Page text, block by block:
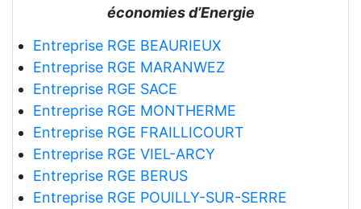
économies d’Energie
Entreprise RGE BEAURIEUX
Entreprise RGE MARANWEZ
Entreprise RGE SACE
Entreprise RGE MONTHERME
Entreprise RGE FRAILLICOURT
Entreprise RGE VIEL-ARCY
Entreprise RGE BERUS
Entreprise RGE POUILLY-SUR-SERRE